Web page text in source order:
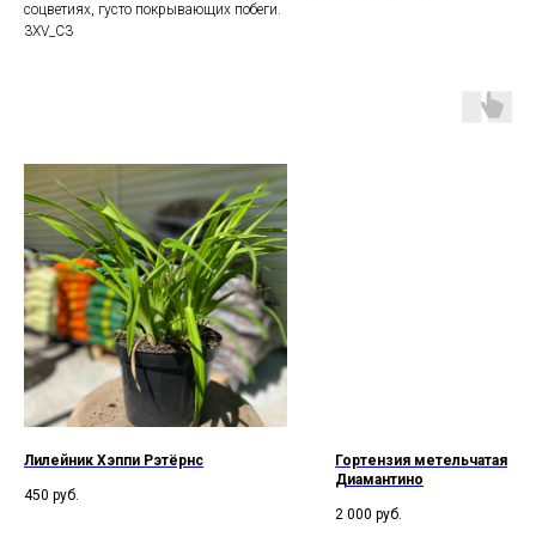
соцветиях, густо покрывающих побеги.
3XV_C3
Лилейник Хэппи Рэтёрнс
450 руб.
Гортензия метельчатая
Диамантино
2 000 руб.